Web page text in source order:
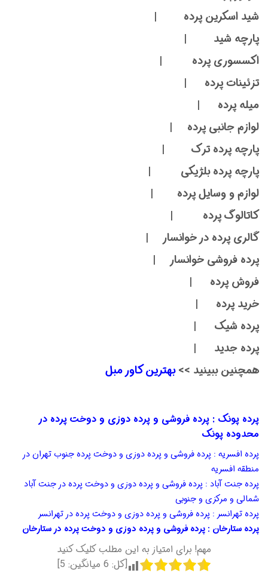
شید اسکرین پرده |
پارچه شید |
اکسسوری پرده |
تزئینات پرده |
میله پرده |
لوازم جانبی پرده |
پارچه پرده ترک |
پارچه پرده بلژیکی |
لوازم و وسایل پرده |
کاتالوگ پرده |
گالری پرده در خوانسار |
پرده فروشی خوانسار |
فروش پرده |
خرید پرده |
پرده شیک |
پرده جدید |
همچنین ببینید >>بهترین کاور مبل
پرده پونک : پرده فروشی و پرده دوزی و دوخت پرده در
محدوده پونک
پرده افسریه : پرده فروشی و پرده دوزی و دوخت پرده جنوب تهران در
منطقه افسریه
پرده جنت آباد : پرده فروشی و پرده دوزی و دوخت پرده در جنت آباد
شمالی و مرکزی و جنوبی
پرده تهرانسر : پرده فروشی و پرده دوزی و دوخت پرده در تهرانسر
پرده ستارخان : پرده فروشی و پرده دوزی و دوخت پرده در ستارخان
مهم! برای امتیاز به این مطلب کلیک کنید
[کل: 6 میانگین: 5
]